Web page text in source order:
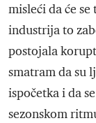
misleći da će
industrija to
postojala
smatram da su
ispočetka i da
sezonskom